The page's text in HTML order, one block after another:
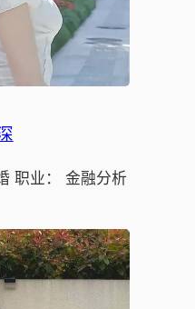
职业： 金融分析